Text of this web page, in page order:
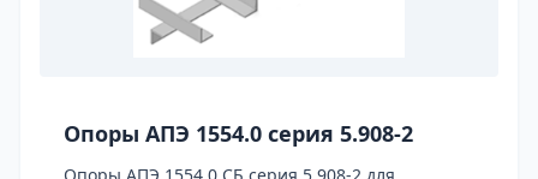
Опоры АПЭ 1554.0 серия 5.908-2